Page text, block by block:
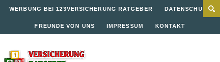
WERBUNG BEI 123VERSICHERUNG RATGEBER DATENSCHUTZ
FREUNDE VON UNS IMPRESSUM KONTAKT